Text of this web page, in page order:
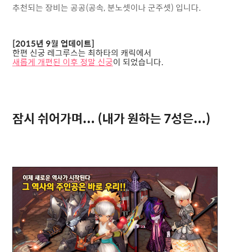
추천되는 장비는 공공(공속, 분노셋이나 군주셋) 입니다.
[2015년 9월 업데이트]
한편 신궁 레그루스는 최하타의 캐릭에서
새롭게 개편된 이후 정말 신궁이 되었습니다.
잠시 쉬어가며... (내가 원하는 7성은...)